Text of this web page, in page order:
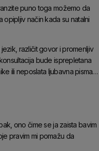
puno toga možemo da
način kada su natalni
različit govor i promenljiv
bude isprepletana
ili neposlata ljubavna pisma…
ono čime se ja zaista bavim
pravim mi pomažu da